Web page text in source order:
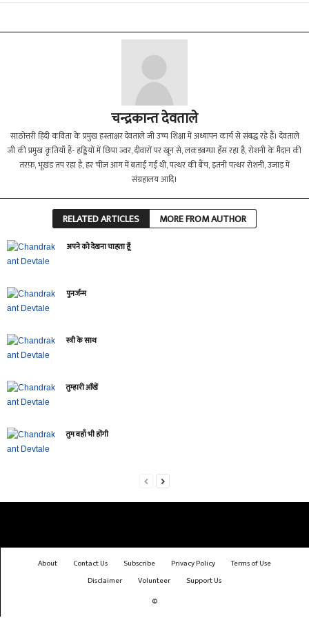
चन्द्रकान्त देवताले
साठोत्तरी हिंदी कविता के प्रमुख हस्ताक्षर देवताले जी उच्च शिक्षा में अध्यापन कार्य से संबद्ध रहे हैं। देवताले
जी की प्रमुख कृतियाँ हैं- हड्डियों में छिपा ज्वर, दीवारों पर खून से, लकड़बग्घा हँस रहा है, रोशनी के मैदान की
तरफ़, भूखंड तप रहा है, हर चीज़ आग में बताई गई थी, पत्थर की बैंच, इतनी पत्थर रोशनी, उजाड़ में
संग्रहालय आदि।
RELATED ARTICLES MORE FROM AUTHOR
अपने को देखना चाहता हूँ
पुनर्जन्म
स्त्री के साथ
तुम्हारी आँखें
तुम वहाँ भी होंगी
About Contact Us Subscribe Privacy Policy
Terms of Use
Disclaimer
Volunteer
Support Us
©